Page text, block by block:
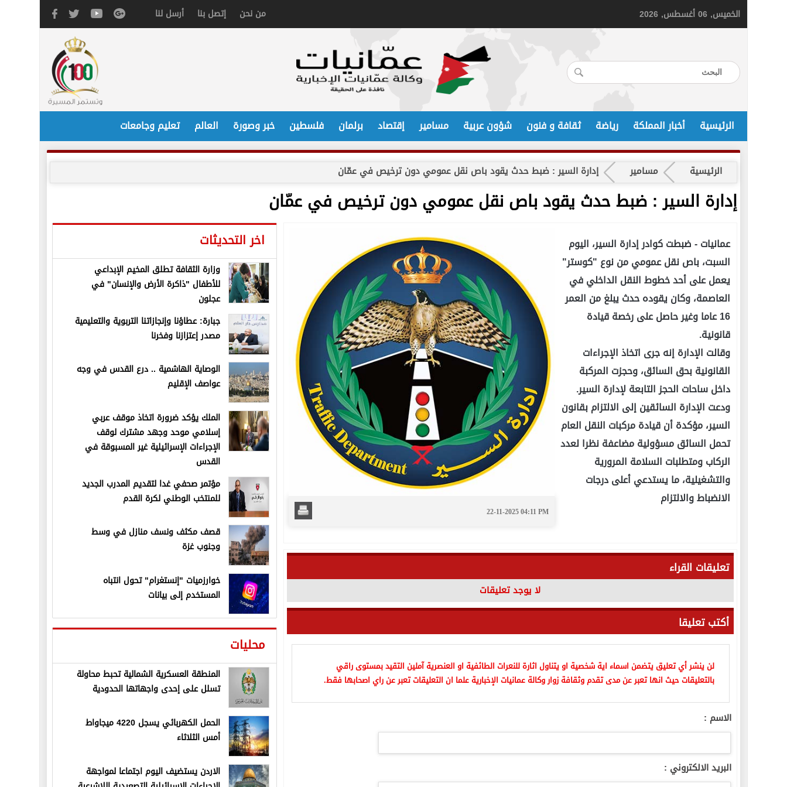
الخميس, 06 أغسطس, 2026 من نحن إتصل بنا أرسل لنا
الرئيسية أخبار المملكة رياضة ثقافة و فنون شؤون عربية مسامير إقتصاد برلمان فلسطين خبر وصورة العالم تعليم وجامعات
الرئيسية مسامير إدارة السير : ضبط حدث يقود باص نقل عمومي دون ترخيص في عمّان
إدارة السير : ضبط حدث يقود باص نقل عمومي دون ترخيص في عمّان
22-11-2025 04:11 PM
عمانيات -ضبطت كوادر إدارة السير، اليوم
السبت، باص نقل عمومي من نوع "كوستر"
يعمل على أحد خطوط النقل الداخلي في
العاصمة، وكان يقوده حدث يبلغ من العمر
16 عاما وغير حاصل على رخصة قيادة
قانونية.
وقالت الإدارة إنه جرى اتخاذ الإجراءات
القانونية بحق السائق، وحجزت المركبة
داخل ساحات الحجز التابعة لإدارة السير.
ودعت الإدارة السائقين إلى الالتزام بقانون
السير، مؤكدة أن قيادة مركبات النقل العام
تحمل السائق مسؤولية مضاعفة نظرا لعدد
الركاب ومتطلبات السلامة المرورية
والتشغيلية، ما يستدعي أعلى درجات
الانضباط والالتزام
تعليقات القراء
لا يوجد تعليقات
أكتب تعليقا
لن ينشر أي تعليق يتضمن اسماء اية شخصية او يتناول اثارة للنعرات الطائفية او العنصرية آملين التقيد بمستوى راقي
بالتعليقات حيث انها تعبر عن مدى تقدم وثقافة زوار وكالة عمانيات الإخبارية علما ان التعليقات تعبر عن راي اصحابها فقط.
الاسم :
البريد الالكتروني :
اخر التحديثات
وزارة الثقافة تطلق المخيم الإبداعي
للأطفال "ذاكرة الأرض والإنسان" في
عجلون
جبارة: عطاؤنا وإنجازاتنا التربوية والتعليمية
مصدر إعتزازنا وفخرنا
الوصاية الهاشمية .. درع القدس في وجه
عواصف الإقليم
الملك يؤكد ضرورة اتخاذ موقف عربي
إسلامي موحد وجهد مشترك لوقف
الإجراءات الإسرائيلية غير المسبوقة في
القدس
مؤتمر صحفي غدا لتقديم المدرب الجديد
للمنتخب الوطني لكرة القدم
قصف مكثف ونسف منازل في وسط
وجنوب غزة
خوارزميات "إنستغرام" تحول انتباه
المستخدم إلى بيانات
محليات
المنطقة العسكرية الشمالية تحبط محاولة
تسلل على إحدى واجهاتها الحدودية
الحمل الكهربائي يسجل 4220 ميجاواط
أمس الثلاثاء
الاردن يستضيف اليوم اجتماعا لمواجهة